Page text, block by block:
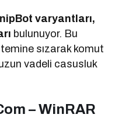
varyantları,
bulunuyor. Bu
sızarak komut
vadeli casusluk
– WinRAR